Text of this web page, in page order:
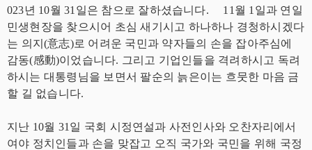
023년 10월 31일은 참으로 잘하셨습니다. 11월 1일과 연일
민생현장을 찾으시어 초심 새기시고 하나하나 경청하시겠다
는 의지(意志)로 어려운 국민과 약자들의 손을 잡아주심에
감동(感動)이었습니다. 그리고 기업인들을 격려하시고 독려
하시는 대통령님을 보면서 팔순의 늙은이는 흐뭇한 마음 금
할 길 없습니다.
지난 10월 31일 국회 시정연설과 사전인사와 오찬자리에서
여야 정치인들과 손을 맞잡고 오직 국가와 국민을 위해 국정